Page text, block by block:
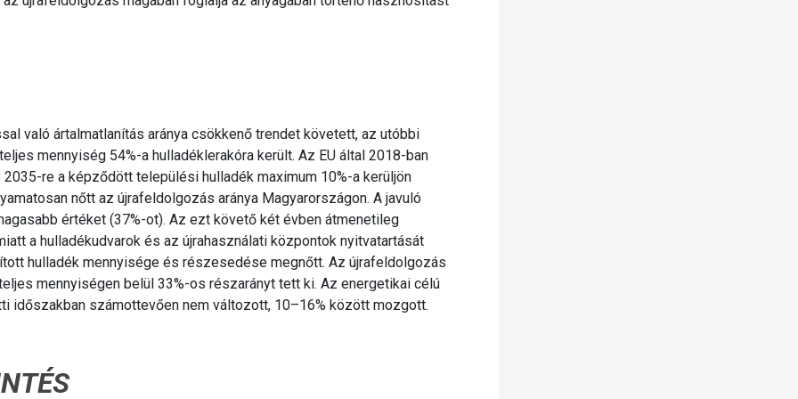
való ártalmatlanítás aránya csökkenő trendet követett, az utóbbi
mennyiség 54%-a hulladéklerakóra került. Az EU által 2018-ban
re a képződött települési hulladék maximum 10%-a kerüljön
nőtt az újrafeldolgozás aránya Magyarországon. A javuló
értéket (37%-ot). Az ezt követő két évben átmenetileg
a hulladékudvarok és az újrahasználati központok nyitvatartását
hulladék mennyisége és részesedése megnőtt. Az újrafeldolgozás
mennyiségen belül 33%-os részarányt tett ki. Az energetikai célú
időszakban számottevően nem változott, 10–16% között mozgott.